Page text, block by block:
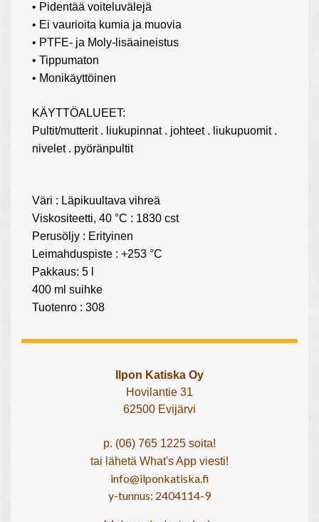
• Pidentää voiteluvälejä
• Ei vaurioita kumia ja muovia
• PTFE- ja Moly-lisäaineistus
• Tippumaton
• Monikäyttöinen
KÄYTTÖALUEET:
Pultit/mutterit . liukupinnat . johteet . liukupuomit .
nivelet . pyöränpultit
Väri : Läpikuultava vihreä
Viskositeetti, 40 °C : 1830 cst
Perusöljy : Erityinen
Leimahduspiste : +253 °C
Pakkaus: 5 l
400 ml suihke
Tuotenro : 308
Ilpon Katiska Oy
Hovilantie 31
62500 Evijärvi
p. (06) 765 1225 soita!
tai lähetä What's App viesti!
info@ilponkatiska.fi
y-tunnus: 2404114-9